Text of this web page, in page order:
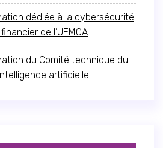
dédiée à la cybersécurité
de l’UEMOA
du Comité technique du
artificielle